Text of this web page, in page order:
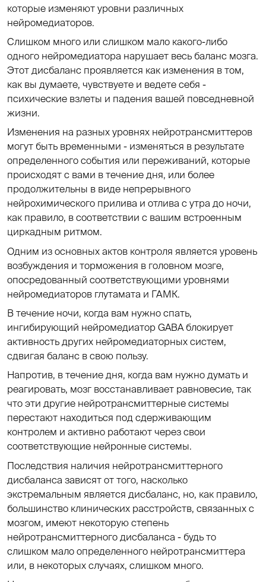
которые изменяют уровни различных
нейромедиаторов.
Слишком много или слишком мало какого-либо
одного нейромедиатора нарушает весь баланс мозга.
Этот дисбаланс проявляется как изменения в том,
как вы думаете, чувствуете и ведете себя -
психические взлеты и падения вашей повседневной
жизни.
Изменения на разных уровнях нейротрансмиттеров
могут быть временными - изменяться в результате
определенного события или переживаний, которые
происходят с вами в течение дня, или более
продолжительны в виде непрерывного
нейрохимического прилива и отлива с утра до ночи,
как правило, в соответствии с вашим встроенным
циркадным ритмом.
Одним из основных актов контроля является уровень
возбуждения и торможения в головном мозге,
опосредованный соответствующими уровнями
нейромедиаторов глутамата и ГАМК.
В течение ночи, когда вам нужно спать,
ингибирующий нейромедиатор GABA блокирует
активность других нейромедиаторных систем,
сдвигая баланс в свою пользу.
Напротив, в течение дня, когда вам нужно думать и
реагировать, мозг восстанавливает равновесие, так
что эти другие нейротрансмиттерные системы
перестают находиться под сдерживающим
контролем и активно работают через свои
соответствующие нейронные системы.
Последствия наличия нейротрансмиттерного
дисбаланса зависят от того, насколько
экстремальным является дисбаланс, но, как правило,
большинство клинических расстройств, связанных с
мозгом, имеют некоторую степень
нейротрансмиттерного дисбаланса - будь то
слишком мало определенного нейротрансмиттера
или, в некоторых случаях, слишком много.